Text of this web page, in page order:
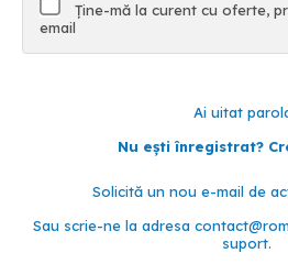
Ține-mă la curent cu oferte,
email
Ai uitat
Nu ești înregistrat?
Solicită un nou e-mail de
Sau scrie-ne la adresa
suport.